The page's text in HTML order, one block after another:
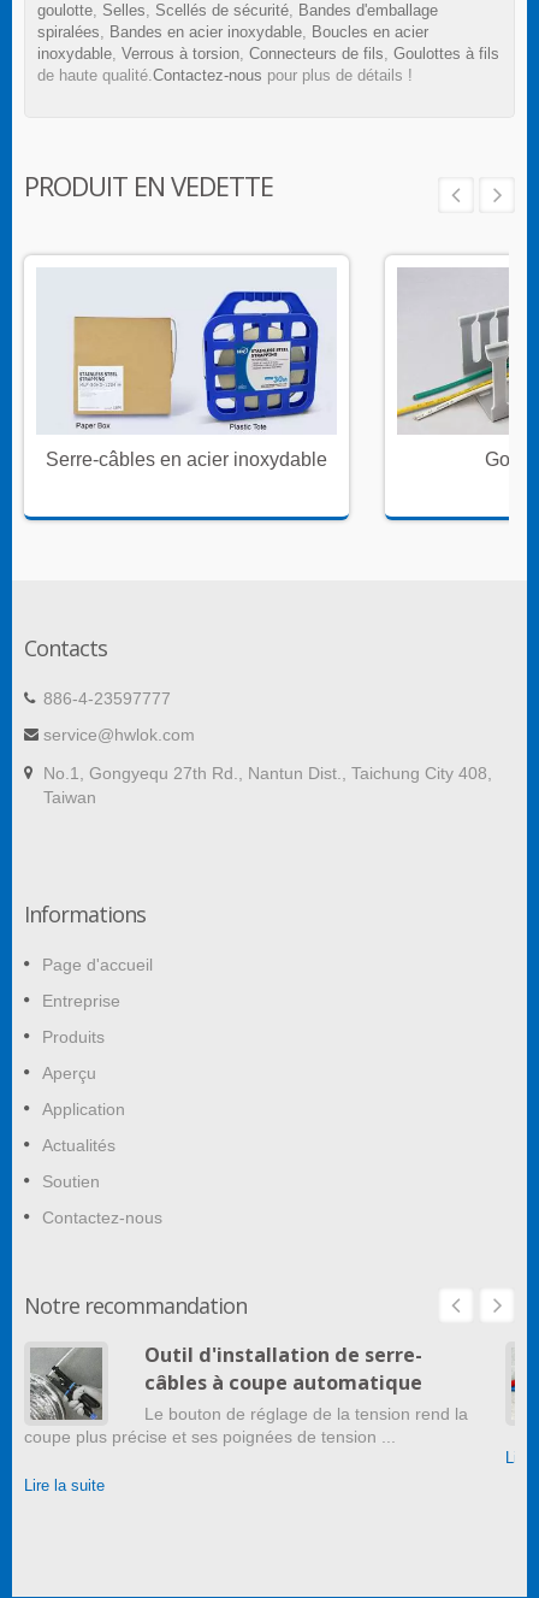
goulotte, Selles, Scellés de sécurité, Bandes d'emballage
spiralées, Bandes en acier inoxydable, Boucles en acier
inoxydable, Verrous à torsion, Connecteurs de fils, Goulottes à fils
de haute qualité.Contactez-nous pour plus de détails !
PRODUIT EN VEDETTE
Serre-câbles en acier inoxydable
Contacts
886-4-23597777
service@hwlok.com
No.1, Gongyequ 27th Rd., Nantun Dist., Taichung City 408,
Taiwan
Informations
Page d'accueil
Entreprise
Produits
Aperçu
Application
Actualités
Soutien
Contactez-nous
Notre recommandation
Outil d'installation de serre-
câbles à coupe automatique
Le bouton de réglage de la tension rend la
coupe plus précise et ses poignées de tension ...
Lire la suite
Lire